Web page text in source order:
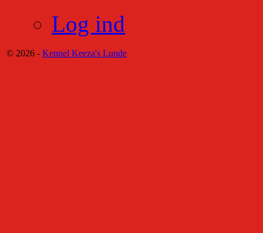
Log ind
© 2026 - Kennel Keeza's Lunde